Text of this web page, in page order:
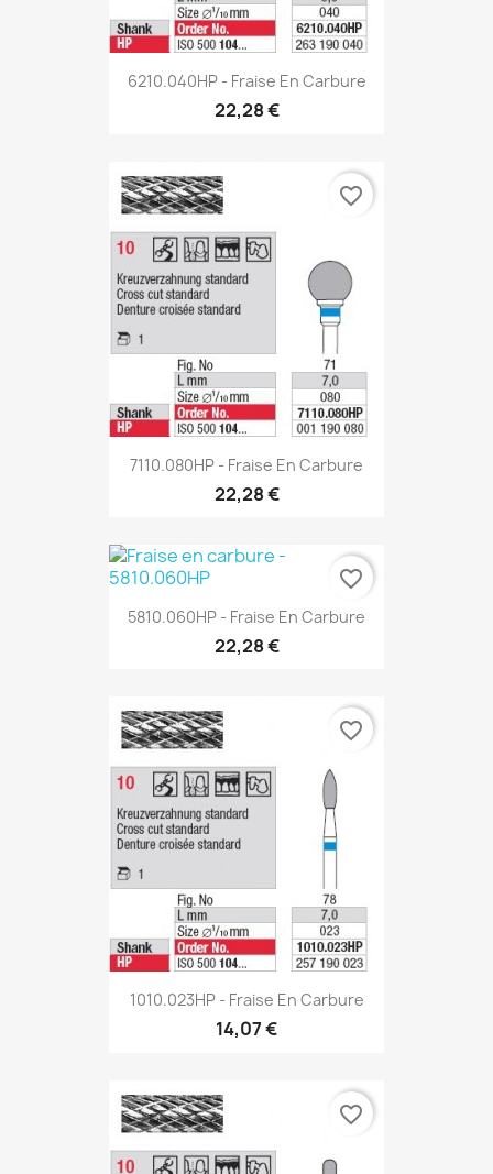
6210.040HP - Fraise En Carbure
22,28 €
7110.080HP - Fraise En Carbure
22,28 €
favorite_border
5810.060HP - Fraise En Carbure
22,28 €
favorite_border
1010.023HP - Fraise En Carbure
14,07 €
favorite_border
favorite_border